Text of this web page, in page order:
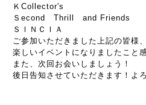
ＫCollector's
Ｓecond Thrill and Friends
ＳＩＮＣＩＡ
ご参加いただきました上記の皆様
楽しいイベントになりましたこと
また、次回お会いしましょう！
後日告知させていただきます！よ